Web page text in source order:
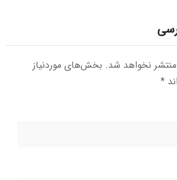
نخواهد شد. بخش‌های موردنیاز
*